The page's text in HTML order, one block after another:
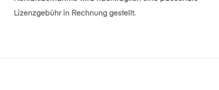
Lizenzgebühr in Rechnung gestellt.